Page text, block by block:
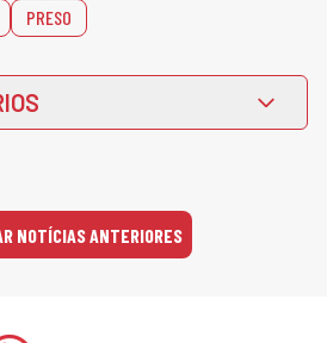
PRESO
NOTÍCIAS ANTERIORES